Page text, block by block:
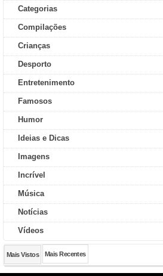
Categorias
Compilações
Crianças
Desporto
Entretenimento
Famosos
Humor
Ideias e Dicas
Imagens
Incrível
Música
Notícias
Vídeos
Mais Vistos Mais Recentes